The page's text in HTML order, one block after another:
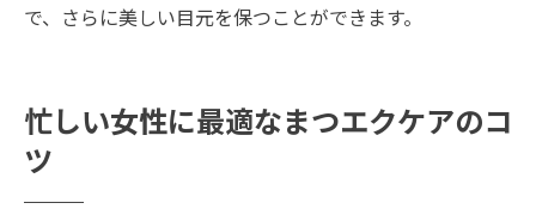
で、さらに美しい目元を保つことができます。
忙しい女性に最適なまつエクケアのコ
ツ